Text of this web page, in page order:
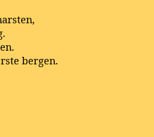
bergen.